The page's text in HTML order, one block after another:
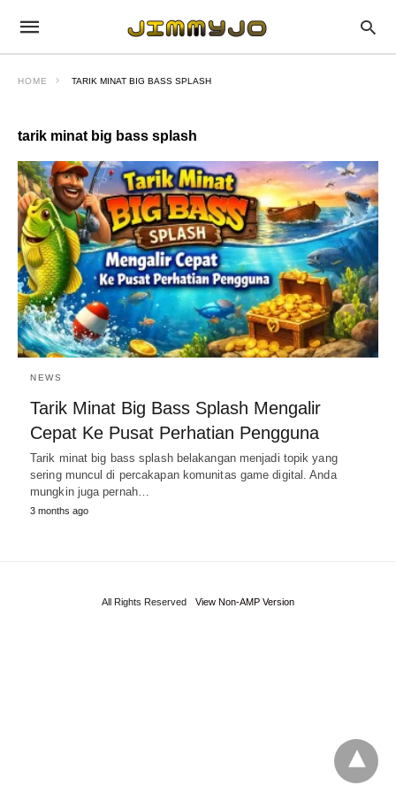
HOME TARIK MINAT BIG BASS SPLASH
tarik minat big bass splash
NEWS
Tarik Minat Big Bass Splash Mengalir
Cepat Ke Pusat Perhatian Pengguna
Tarik minat big bass splash belakangan menjadi topik yang
sering muncul di percakapan komunitas game digital. Anda
mungkin juga pernah…
3 months ago
All Rights Reserved View Non-AMP Version